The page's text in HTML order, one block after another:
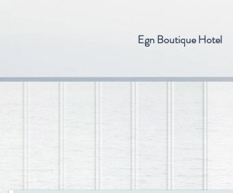
Egn Boutique Hotel